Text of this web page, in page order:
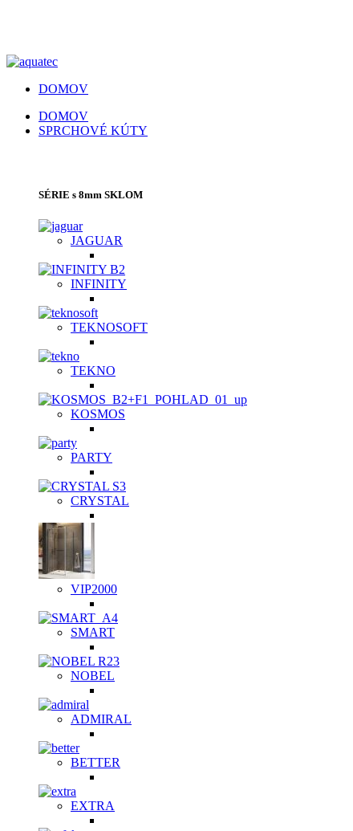
DOMOV
DOMOV
SPRCHOVÉ KÚTY
SÉRIE s 8mm SKLOM
JAGUAR
INFINITY
TEKNOSOFT
TEKNO
KOSMOS
PARTY
CRYSTAL
VIP2000
SMART
NOBEL
ADMIRAL
BETTER
EXTRA